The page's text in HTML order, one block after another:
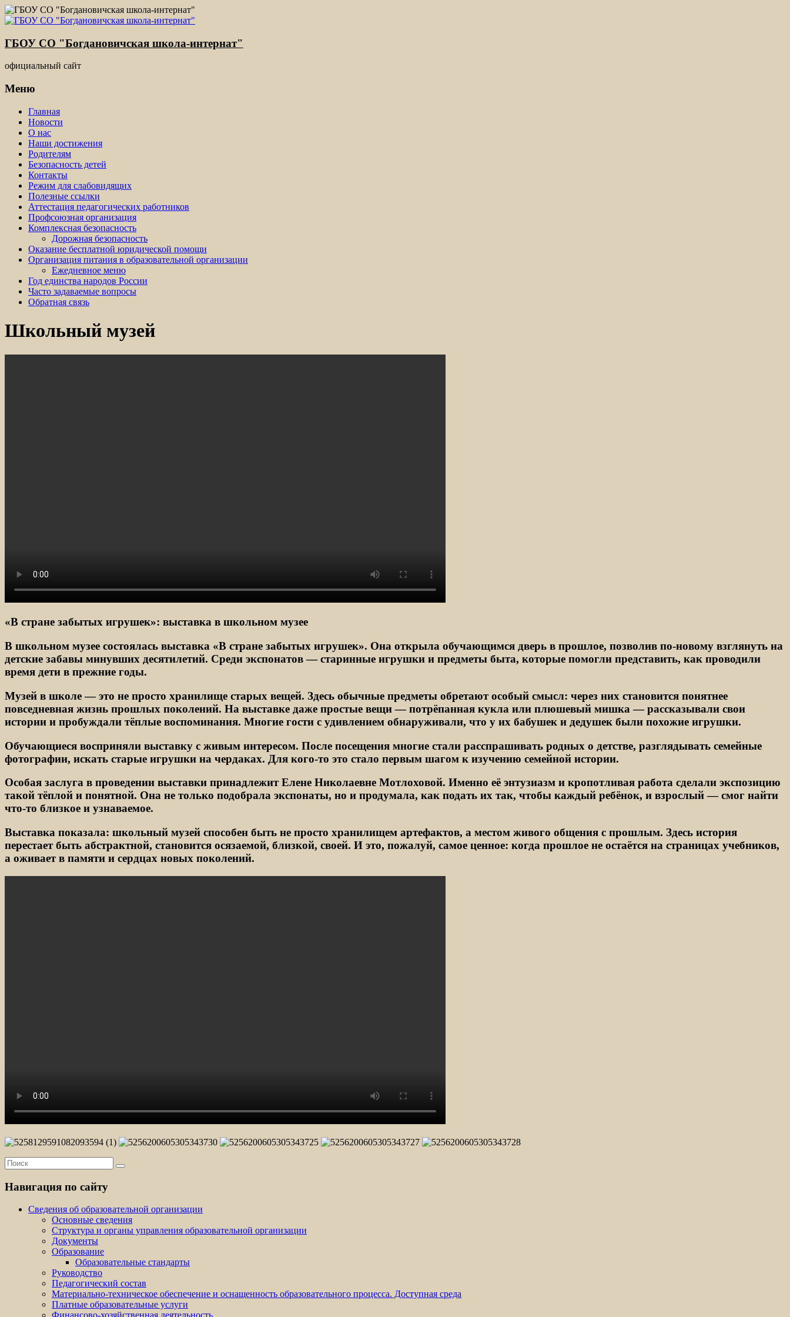
ГБОУ СО "Богдановичская школа-интернат"
официальный сайт
Меню
Главная
Новости
О нас
Наши достижения
Родителям
Безопасность детей
Контакты
Режим для слабовидящих
Полезные ссылки
Аттестация педагогических работников
Профсоюзная организация
Комплексная безопасность
Дорожная безопасность
Оказание бесплатной юридической помощи
Организация питания в образовательной организации
Ежедневное меню
Год единства народов России
Часто задаваемые вопросы
Обратная связь
Школьный музей
«В стране забытых игрушек»: выставка в школьном музее
В школьном музее состоялась выставка «В стране забытых игрушек». Она открыла обучающимся дверь в прошлое, позволив по‑новому взглянуть на
детские забавы минувших десятилетий. Среди экспонатов — старинные игрушки и предметы быта, которые помогли представить, как проводили
время дети в прежние годы.
Музей в школе — это не просто хранилище старых вещей. Здесь обычные предметы обретают особый смысл: через них становится понятнее
повседневная жизнь прошлых поколений. На выставке даже простые вещи — потрёпанная кукла или плюшевый мишка — рассказывали свои
истории и пробуждали тёплые воспоминания. Многие гости с удивлением обнаруживали, что у их бабушек и дедушек были похожие игрушки.
Обучающиеся восприняли выставку с живым интересом. После посещения многие стали расспрашивать родных о детстве, разглядывать семейные
фотографии, искать старые игрушки на чердаках. Для кого‑то это стало первым шагом к изучению семейной истории.
Особая заслуга в проведении выставки принадлежит Елене Николаевне Мотлоховой. Именно её энтузиазм и кропотливая работа сделали экспозицию
такой тёплой и понятной. Она не только подобрала экспонаты, но и продумала, как подать их так, чтобы каждый ребёнок, и взрослый — смог найти
что‑то близкое и узнаваемое.
Выставка показала: школьный музей способен быть не просто хранилищем артефактов, а местом живого общения с прошлым. Здесь история
перестает быть абстрактной, становится осязаемой, близкой, своей. И это, пожалуй, самое ценное: когда прошлое не остаётся на страницах учебников,
а оживает в памяти и сердцах новых поколений.
Навигация по сайту
Сведения об образовательной организации
Основные сведения
Структура и органы управления образовательной организации
Документы
Образование
Образовательные стандарты
Руководство
Педагогический состав
Материально-техническое обеспечение и оснащенность образовательного процесса. Доступная среда
Платные образовательные услуги